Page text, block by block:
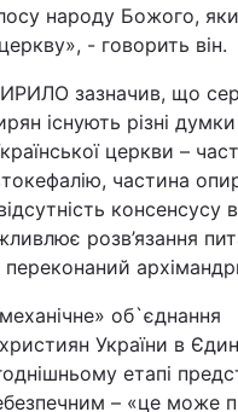
народу Божого,
- говорить він.
зазначив, що
існують різні
церкви –
частина
консенсусу
розв’язання
об`єднання
України в
етапі
– «це може